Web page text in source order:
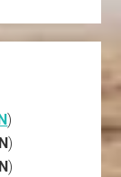
)
)
)